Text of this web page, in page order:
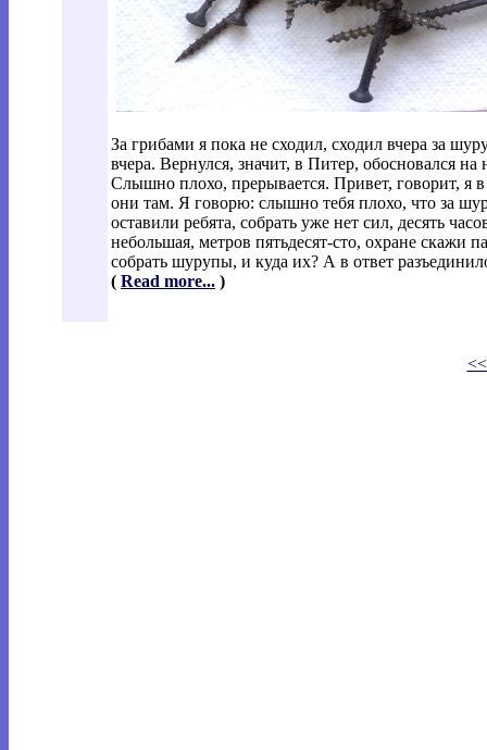
За грибами я пока не сходил, сходил вчера за
вчера. Вернулся, значит, в Питер, обосновался
Слышно плохо, прерывается. Привет, говорит, я
они там. Я говорю: слышно тебя плохо, что за
оставили ребята, собрать уже нет сил, десять
небольшая, метров пятьдесят-сто, охране скажи
собрать шурупы, и куда их? А в ответ
( Read more... )